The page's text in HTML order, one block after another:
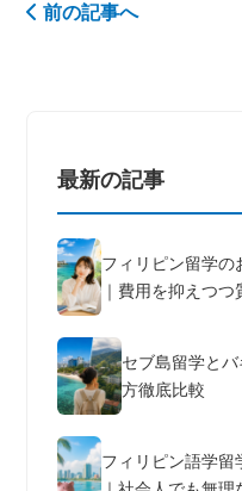
前の記事へ
最新の記事
フィリピン留学の
｜費用を抑えつつ
セブ島留学と
方徹底比較
フィリピン語学留